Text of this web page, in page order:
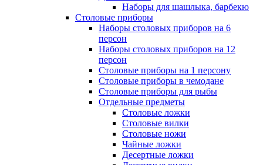
Наборы для шашлыка, барбекю
Столовые приборы
Наборы столовых приборов на 6
персон
Наборы столовых приборов на 12
персон
Столовые приборы на 1 персону
Столовые приборы в чемодане
Столовые приборы для рыбы
Отдельные предметы
Столовые ложки
Столовые вилки
Столовые ножи
Чайные ложки
Десертные ложки